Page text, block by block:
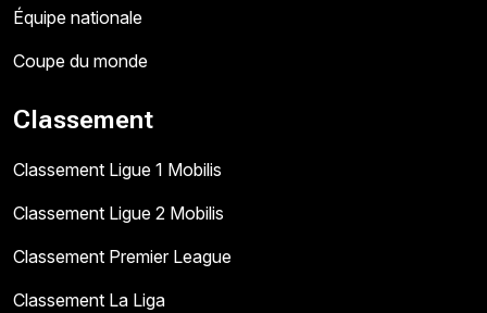
Équipe nationale
Coupe du monde
Classement
Classement Ligue 1 Mobilis
Classement Ligue 2 Mobilis
Classement Premier League
Classement La Liga